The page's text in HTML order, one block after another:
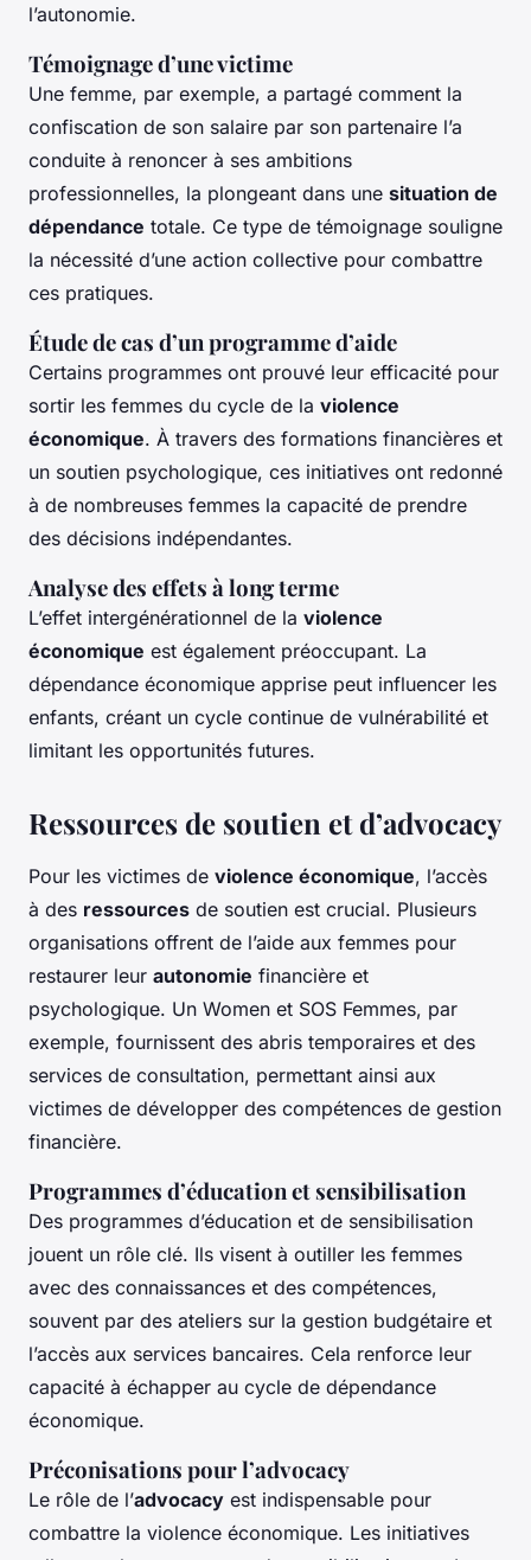
l’autonomie.
Témoignage d’une victime
Une femme, par exemple, a partagé comment la
confiscation de son salaire par son partenaire l’a
conduite à renoncer à ses ambitions
professionnelles, la plongeant dans une situation de
dépendance totale. Ce type de témoignage souligne
la nécessité d’une action collective pour combattre
ces pratiques.
Étude de cas d’un programme d’aide
Certains programmes ont prouvé leur efficacité pour
sortir les femmes du cycle de la violence
économique. À travers des formations financières et
un soutien psychologique, ces initiatives ont redonné
à de nombreuses femmes la capacité de prendre
des décisions indépendantes.
Analyse des effets à long terme
L’effet intergénérationnel de la violence
économique est également préoccupant. La
dépendance économique apprise peut influencer les
enfants, créant un cycle continue de vulnérabilité et
limitant les opportunités futures.
Ressources de soutien et d’advocacy
Pour les victimes de violence économique, l’accès
à des ressources de soutien est crucial. Plusieurs
organisations offrent de l’aide aux femmes pour
restaurer leur autonomie financière et
psychologique. Un Women et SOS Femmes, par
exemple, fournissent des abris temporaires et des
services de consultation, permettant ainsi aux
victimes de développer des compétences de gestion
financière.
Programmes d’éducation et sensibilisation
Des programmes d’éducation et de sensibilisation
jouent un rôle clé. Ils visent à outiller les femmes
avec des connaissances et des compétences,
souvent par des ateliers sur la gestion budgétaire et
l’accès aux services bancaires. Cela renforce leur
capacité à échapper au cycle de dépendance
économique.
Préconisations pour l’advocacy
Le rôle de l’advocacy est indispensable pour
combattre la violence économique. Les initiatives